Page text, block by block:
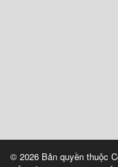
© 2026 Bản quyền thuộc